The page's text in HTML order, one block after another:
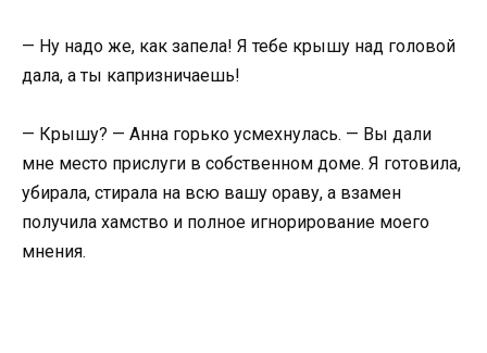
— Ну надо же, как запела! Я тебе крышу над головой
дала, а ты капризничаешь!
— Крышу? — Анна горько усмехнулась. — Вы дали
мне место прислуги в собственном доме. Я готовила,
убирала, стирала на всю вашу ораву, а взамен
получила хамство и полное игнорирование моего
мнения.